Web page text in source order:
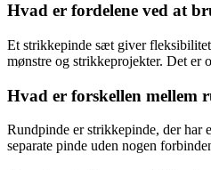
Hvad er fordelene ved at
Et strikkepinde sæt giver
mønstre og strikkeprojekter. Det er
Hvad er forskellen mellem
Rundpinde er strikkepinde, der har
separate pinde uden nogen